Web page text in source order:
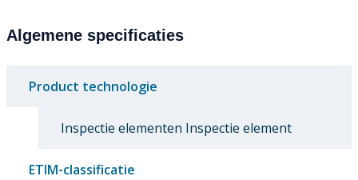
Algemene specificaties
Product technologie
Inspectie elementen Inspectie element
ETIM-classificatie